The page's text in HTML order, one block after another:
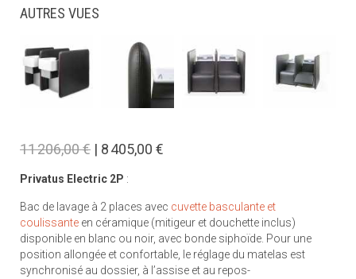
AUTRES VUES
11 206,00 € | 8 405,00 €
Privatus Electric 2P :
Bac de lavage à 2 places avec cuvette basculante et
coulissante en céramique (mitigeur et douchette inclus)
disponible en blanc ou noir, avec bonde siphoïde. Pour une
position allongée et confortable, le réglage du matelas est
synchronisé au dossier, à l’assise et au repos-